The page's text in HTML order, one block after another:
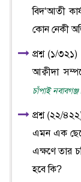
বিদ‘আতী
কোন নেকী
প্রশ্ন (১/
আক্বীদা
চাঁপাই
প্রশ্ন (২২/
এমন এক
এক্ষণে তার
হবে কি?